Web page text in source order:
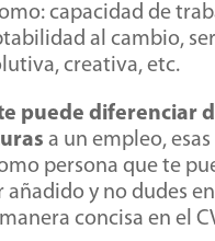
capacidad de
al cambio,
creativa, etc.
puede diferenciar
a un empleo, esas
persona que te
y no dudes en
concisa en el